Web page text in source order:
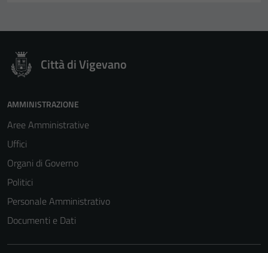
Città di Vigevano
AMMINISTRAZIONE
Aree Amministrative
Uffici
Organi di Governo
Politici
Personale Amministrativo
Documenti e Dati